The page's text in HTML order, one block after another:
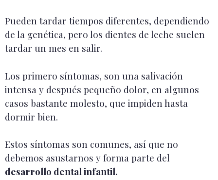
Pueden tardar tiempos diferentes, dependiendo
de la genética, pero los dientes de leche suelen
tardar un mes en salir.
Los primero síntomas, son una salivación
intensa y después pequeño dolor, en algunos
casos bastante molesto, que impiden hasta
dormir bien.
Estos síntomas son comunes, así que no
debemos asustarnos y forma parte del
desarrollo dental infantil.